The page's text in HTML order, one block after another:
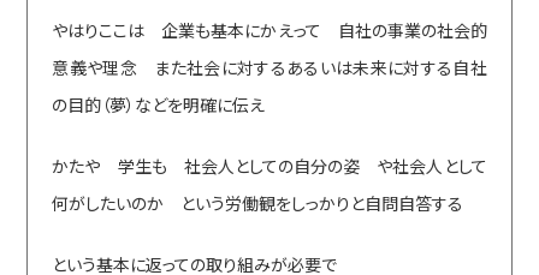
やはりここは 企業も基本にかえって 自社の事業の社会的
意義や理念 また社会に対するあるいは未来に対する自社
の目的（夢）などを明確に伝え
かたや 学生も 社会人としての自分の姿 や社会人として
何がしたいのか という労働観をしっかりと自問自答する
という基本に返っての取り組みが必要で